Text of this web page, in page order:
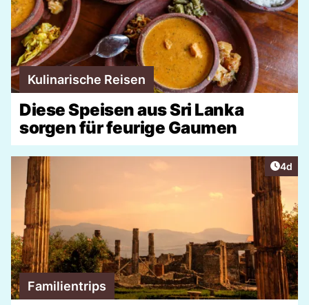
Kulinarische Reisen
Diese Speisen aus Sri Lanka
sorgen für feurige Gaumen
4d
Familientrips